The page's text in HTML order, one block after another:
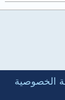
الخصوصية